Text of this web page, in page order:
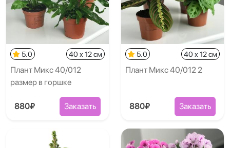
5.0 40 x 12 см
Плант Микс 40/012
размер в горшке
880₽ Заказать
5.0 40 x 12 см
Плант Микс 40/012 2
880₽ Заказать